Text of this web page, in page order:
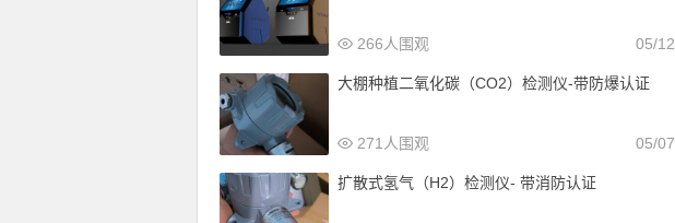
05/12
266人围观
大棚种植二氧化碳（CO2）检测仪-带防爆认证
05/07
271人围观
扩散式氢气（H2）检测仪- 带消防认证